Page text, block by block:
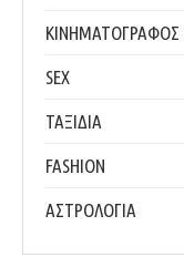
ΚΙΝΗΜΑΤΟΓΡΑΦΟΣ
SEX
ΤΑΞΙΔΙΑ
FASHION
ΑΣΤΡΟΛΟΓΙΑ